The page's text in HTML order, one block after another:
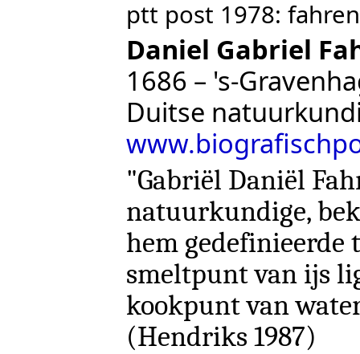
ptt post 1978:
Daniel Gabriel
1686 – 's-
Duitse
"Gabriël Daniël
natuurkundige,
hem gedefinieerde
smeltpunt van ijs
kookpunt van
(Hendriks 1987)